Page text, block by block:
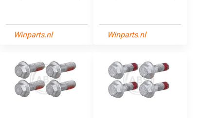
Winparts.nl Winparts.nl